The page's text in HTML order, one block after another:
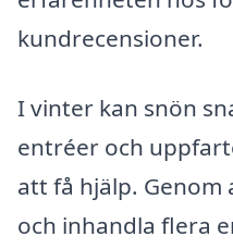
kundrecensioner.
I vinter kan snön
entréer och
att få hjälp.
och inhandla flera